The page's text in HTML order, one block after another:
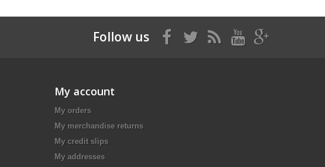
Follow us
My account
My orders
My merchandise returns
My credit slips
My addresses